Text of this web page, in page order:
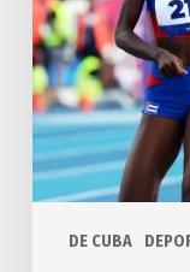
DE CUBA
medallas
de
oro
este
miércoles
en
Santo
Domingo